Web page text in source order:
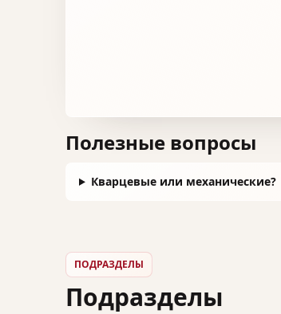
Полезные вопросы
Кварцевые или механические?
ПОДРАЗДЕЛЫ
Подразделы